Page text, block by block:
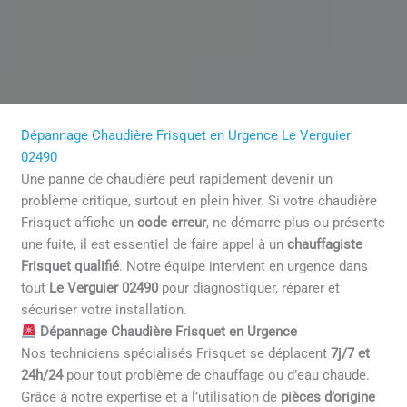
Dépannage Chaudière Frisquet en Urgence Le Verguier
02490
Une panne de chaudière peut rapidement devenir un
problème critique, surtout en plein hiver. Si votre chaudière
Frisquet affiche uncode erreur, ne démarre plus ou présente
une fuite, il est essentiel de faire appel à unchauffagiste
Frisquet qualifié. Notre équipe intervient en urgence dans
tout Le Verguier 02490 pour diagnostiquer, réparer et
sécuriser votre installation.
Dépannage Chaudière Frisquet en Urgence
Nos techniciens spécialisés Frisquet se déplacent7j/7 et
24h/24pour tout problème de chauffage ou d’eau chaude.
Grâce à notre expertise et à l’utilisation de pièces d’origine